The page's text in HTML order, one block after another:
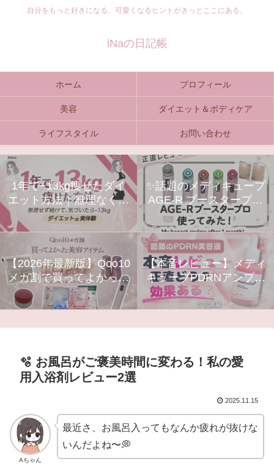
自分をもっと好きになる、可愛くなるヒントがきっとここにある。
iNaの日記帳
ホーム プロフィール
美容 ダイエット＆ボディケア
ライフスタイル お問い合わせ
1年で−13kg痩せたダイ
エット方法｜無理なく続
く習慣とリアル体験まと
✨話題のメディキューブ
AGE-R ブースタープロ
をレビュー！
【2026年最新版】Qoo10
メガ割で買ってよかった
美容アイテムTOP5｜ス
キンケア・コスメ・美顔
【本音レビュー】メディ
キューブPDRNアンプル
の効果は？口コミ・使い
方・最安購入方法まとめ
🫧 お風呂がご褒美時間に変わる！私の愛
用入浴剤レビュー2選
2025.11.15
Aちゃん
最近さ、お風呂入ってもなんか疲れが抜けな
いんだよね〜💭